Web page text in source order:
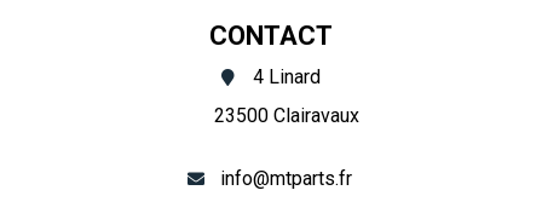
CONTACT
4 Linard
23500 Clairavaux
info@mtparts.fr